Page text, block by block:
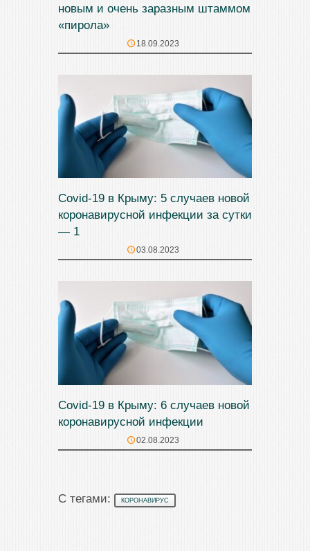
новым и очень заразным штаммом
«пирола»
18.09.2023
Covid-19 в Крыму: 5 случаев новой
коронавирусной инфекции за сутки
— 1
03.08.2023
Covid-19 в Крыму: 6 случаев новой
коронавирусной инфекции
02.08.2023
С тегами: КОРОНАВИРУС